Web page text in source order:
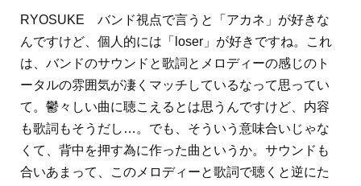
RYOSUKE バンド視点で言うと「アカネ」が好きな
んですけど、個人的には「loser」が好きですね。これ
は、バンドのサウンドと歌詞とメロディーの感じのト
ータルの雰囲気が凄くマッチしているなって思ってい
て。鬱々しい曲に聴こえるとは思うんですけど、内容
も歌詞もそうだし…。でも、そういう意味合いじゃな
くて、背中を押す為に作った曲というか。サウンドも
合いあまって、このメロディーと歌詞で聴くと逆にた